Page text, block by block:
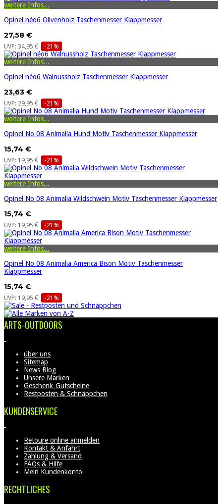
weitere Infos...
Opinel néo6 Olivenholz Taschenmesser Klappmesser
27,58 €
UVP: 34,95 € -21%
weitere Infos...
Opinel néo6 Walnussholz Taschenmesser Klappmesser
23,63 €
UVP: 29,95 € -21%
weitere Infos...
Opinel No 08 Animalia Hund Motiv Taschenmesser Klappmesser
15,74 €
UVP: 19,95 € -21%
weitere Infos...
Opinel No 08 Animalia Wildschwein Motiv Taschenmesser Klappmesser
15,74 €
UVP: 19,95 € -21%
weitere Infos...
Opinel No 08 Animalia America Bison Motiv Taschenmesser
Klappmesser
15,74 €
UVP: 19,95 € -21%
ARTS-OUTDOORS
über uns
Sitemap
News Blog
Unsere Marken
Geschenk-Gutscheine
Restposten & Schnäppchen
KUNDENSERVICE
Retoure online anmelden
Kontakt & Anfahrt
Zahlung & Versand
FAQs & Hilfe
Mein Kundenkonto
RECHTLICHES